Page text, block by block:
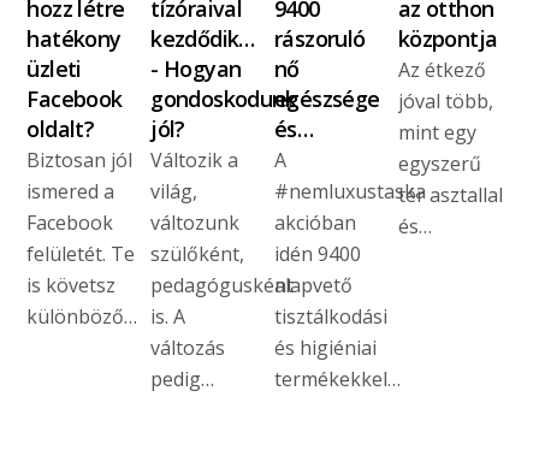
hozz létre
hatékony
üzleti
Facebook
oldalt?
Biztosan jól
ismered a
Facebook
felületét. Te
is követsz
különböző…
tízóraival
kezdődik…
- Hogyan
gondoskodunk
jól?
Változik a
világ,
változunk
szülőként,
pedagógusként
is. A
változás
pedig…
9400
rászoruló
nő
egészsége
és…
A
#nemluxustaska
akcióban
idén 9400
alapvető
tisztálkodási
és higiéniai
termékekkel…
az otthon
központja
Az étkező
jóval több,
mint egy
egyszerű
tér asztallal
és…